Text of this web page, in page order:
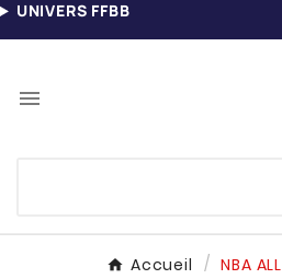
UNIVERS FFBB

Accueil NBA